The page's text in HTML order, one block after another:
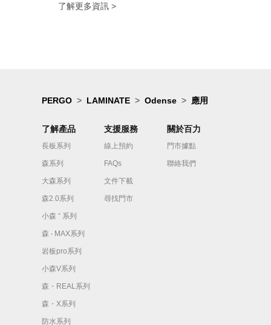
了解更多資訊 >
PERGO LAMINATE Odense 應用
了解產品
長板系列
森系列
大森系列
森2.0系列
小森 ⁺ 系列
森 ‧ MAX系列
岩板pro系列
小森V系列
森・REAL系列
森・X系列
防水系列
支援服務
線上預約
FAQs
文件下載
尋找門市
關於百力
門市據點
聯絡我們